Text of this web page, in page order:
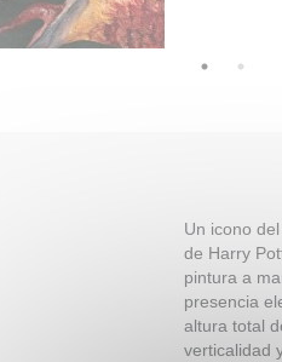
Un icono
de Harry
pintura a
presencia
altura total
verticalidad